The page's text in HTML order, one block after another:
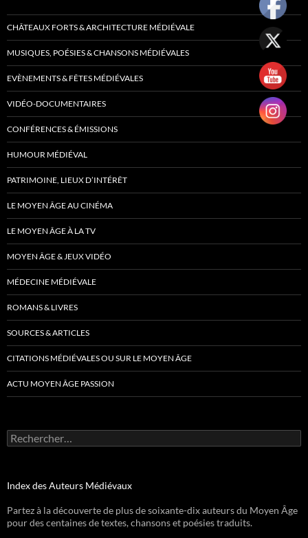
CHÂTEAUX FORTS & ARCHITECTURE MÉDIÉVALE
MUSIQUES, POÉSIES & CHANSONS MÉDIÉVALES
EVÈNEMENTS & FÊTES MÉDIÉVALES
VIDÉO-DOCUMENTAIRES
CONFÉRENCES & ÉMISSIONS
HUMOUR MÉDIÉVAL
PATRIMOINE, LIEUX D’INTÉRÊT
LE MOYEN ÂGE AU CINÉMA
LE MOYEN ÂGE À LA TV
MOYEN ÂGE & JEUX VIDÉO
MÉDECINE MÉDIÉVALE
ROMANS & LIVRES
SOURCES & ARTICLES
CITATIONS MÉDIÉVALES OU SUR LE MOYEN ÂGE
ACTU MOYEN ÂGE PASSION
Rechercher :
Index des Auteurs Médiévaux
Partez à la découverte de plus de soixante-dix auteurs du Moyen Âge
pour des centaines de textes, chansons et poésies traduits.